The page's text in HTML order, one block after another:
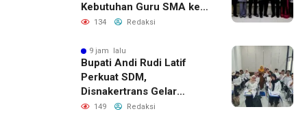
Kebutuhan Guru SMA ke
Pemprov Kalsel
134 Redaksi
9 jam lalu
Bupati Andi Rudi Latif
Perkuat SDM,
Disnakertrans Gelar
Pelatihan Desain Grafis
149 Redaksi